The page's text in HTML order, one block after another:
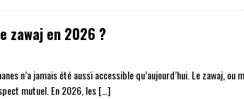
zawaj en 2026 ?
n’a jamais été aussi accessible qu’aujourd’hui. Le zawaj, ou
mutuel. En 2026, les[…]